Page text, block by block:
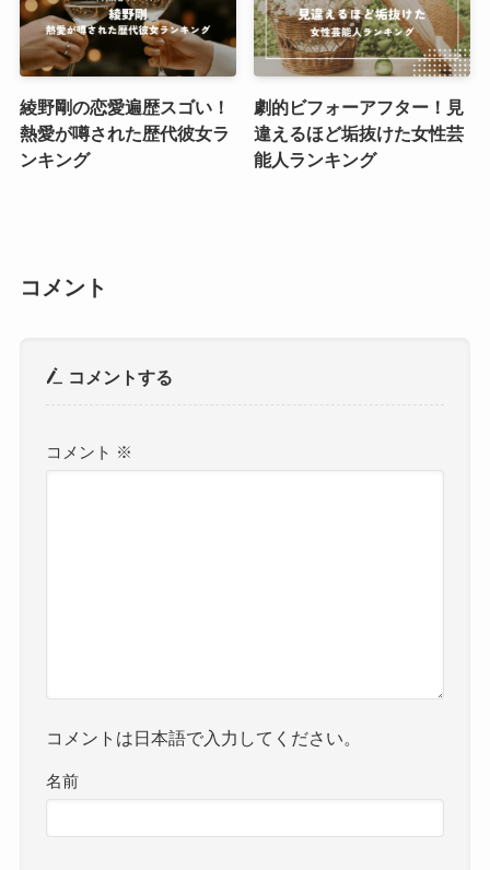
綾野剛の恋愛遍歴スゴい！
熱愛が噂された歴代彼女ラ
ンキング
劇的ビフォーアフター！見
違えるほど垢抜けた女性芸
能人ランキング
コメント
コメントする
コメント ※
コメントは日本語で入力してください。
名前